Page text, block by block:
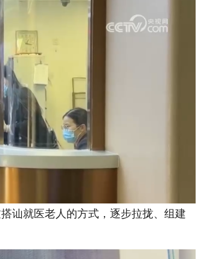
就医老人的方式，逐步拉拢、组建